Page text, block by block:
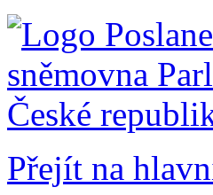
Přejít na